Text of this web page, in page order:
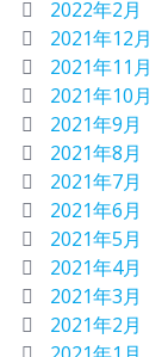
2022年2月
2021年12月
2021年11月
2021年10月
2021年9月
2021年8月
2021年7月
2021年6月
2021年5月
2021年4月
2021年3月
2021年2月